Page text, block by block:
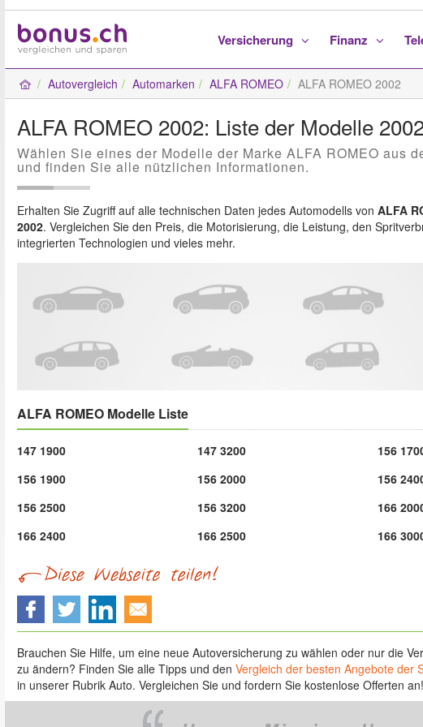
Versicherung Finanz
Autovergleich Automarken ALFA ROMEO ALFA ROMEO 2002
ALFA ROMEO 2002: Liste der Modelle
Wählen Sie eines der Modelle der Marke ALFA ROMEO aus
und finden Sie alle nützlichen Informationen.
Erhalten Sie Zugriff auf alle technischen Daten jedes Automodells von ALFA
2002. Vergleichen Sie den Preis, die Motorisierung, die Leistung, den
integrierten Technologien und vieles mehr.
ALFA ROMEO Modelle Liste
147 1900 147 3200
156
156 1900
156 2000
156
156 2500
156 3200
166
166 2400
166 2500 166
Brauchen Sie Hilfe, um eine neue Autoversicherung zu wählen oder nur die
zu ändern? Finden Sie alle Tipps und den Vergleich der besten Angebote der
in unserer Rubrik Auto. Vergleichen Sie und fordern Sie kostenlose Offerten an!